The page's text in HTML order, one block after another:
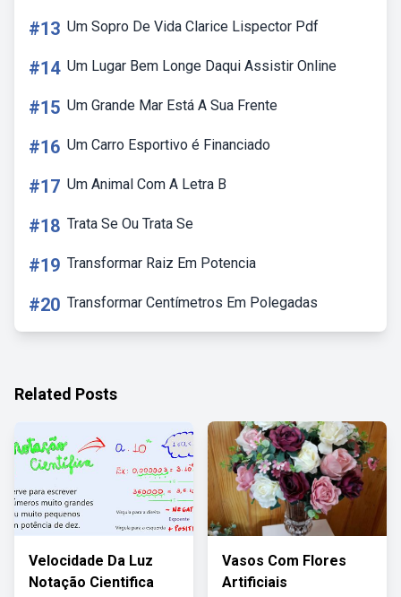
#13 Um Sopro De Vida Clarice Lispector Pdf
#14 Um Lugar Bem Longe Daqui Assistir Online
#15 Um Grande Mar Está A Sua Frente
#16 Um Carro Esportivo é Financiado
#17 Um Animal Com A Letra B
#18 Trata Se Ou Trata Se
#19 Transformar Raiz Em Potencia
#20 Transformar Centímetros Em Polegadas
Related Posts
Velocidade Da Luz
Notação Cientifica
Vasos Com Flores
Artificiais